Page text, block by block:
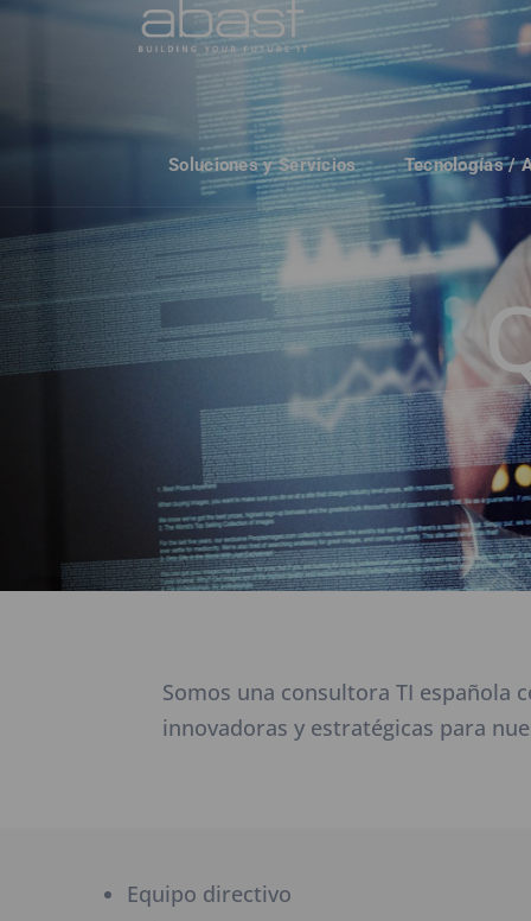
Soluciones y Servicios Tecnologías /
Somos una consultora TI española
innovadoras y estratégicas para
Equipo directivo